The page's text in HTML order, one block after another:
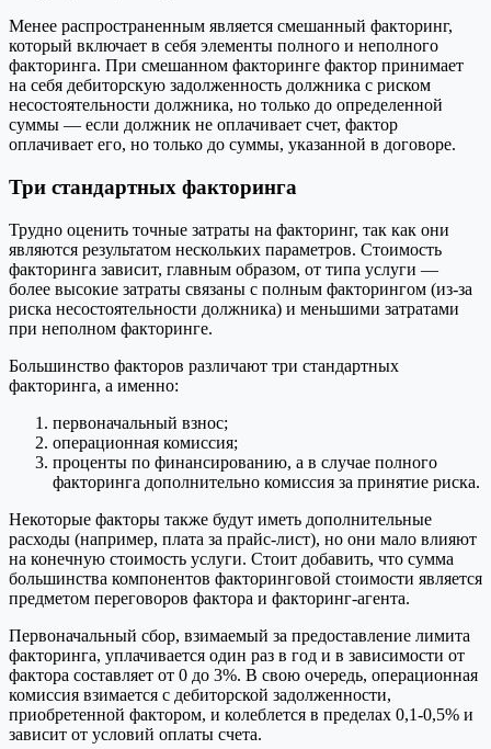
Менее распространенным является смешанный факторинг,
который включает в себя элементы полного и неполного
факторинга. При смешанном факторинге фактор принимает
на себя дебиторскую задолженность должника с риском
несостоятельности должника, но только до определенной
суммы — если должник не оплачивает счет, фактор
оплачивает его, но только до суммы, указанной в договоре.
Три стандартных факторинга
Трудно оценить точные затраты на факторинг, так как они
являются результатом нескольких параметров. Стоимость
факторинга зависит, главным образом, от типа услуги —
более высокие затраты связаны с полным факторингом (из-за
риска несостоятельности должника) и меньшими затратами
при неполном факторинге.
Большинство факторов различают три стандартных
факторинга, а именно:
первоначальный взнос;
операционная комиссия;
проценты по финансированию, а в случае полного
факторинга дополнительно комиссия за принятие риска.
Некоторые факторы также будут иметь дополнительные
расходы (например, плата за прайс-лист), но они мало влияют
на конечную стоимость услуги. Стоит добавить, что сумма
большинства компонентов факторинговой стоимости является
предметом переговоров фактора и факторинг-агента.
Первоначальный сбор, взимаемый за предоставление лимита
факторинга, уплачивается один раз в год и в зависимости от
фактора составляет от 0 до 3%. В свою очередь, операционная
комиссия взимается с дебиторской задолженности,
приобретенной фактором, и колеблется в пределах 0,1-0,5% и
зависит от условий оплаты счета.